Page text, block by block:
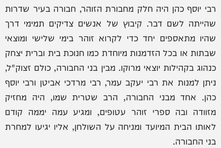
רבי יוסף כהן היה חלק מחבורת הזוהר, חבורה בעיר שדרות
שהייתה לשם דבר. קיבוץ של אנשים צדיקים תמימי דרך
שהיו מתאספים יחד כדי לקרוא זוהר בימי שלישי ומוצאי
שבתות או בכל הזדמנות מיוחדת כמו חנוכת בית וברית יצחק
כנהוג בקהילות יוצאי מרוקו. מבין בני החבורה, כולם זצוק"ל,
ניתן למנות את רבי יעקב עמר, רבי מרדכי אביטן ורבי יוסף
כהן. אחד מבני החבורה, הרב שטרית שמו, היה מחזיק
מזוודה ובה ספרי זוהר עטופים, ומגיע עמה יממה קודם
לאותו הבית המיועד ומניחה על השולחן, אליו יגיעו למחרת
בני החבורה.